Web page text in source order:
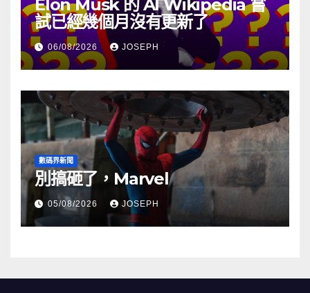
Elon Musk 的 AI Wikipedia 嘗
試已經幾個月沒有更新了
06/08/2026 JOSEPH
數碼界新聞
別搞砸了，Marvel
05/08/2026 JOSEPH